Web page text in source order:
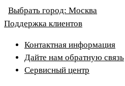
Выбрать город: Москва
Поддержка клиентов
Контактная информация
Дайте нам обратную связь
Сервисный центр